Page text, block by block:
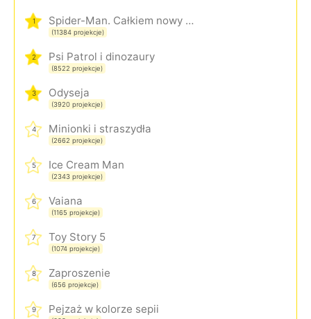
1 Spider-Man. Całkiem nowy dzień
(11384 projekcje)
2 Psi Patrol i dinozaury
(8522 projekcje)
3 Odyseja
(3920 projekcje)
4 Minionki i straszydła
(2662 projekcje)
5 Ice Cream Man
(2343 projekcje)
6 Vaiana
(1165 projekcje)
7 Toy Story 5
(1074 projekcje)
8 Zaproszenie
(656 projekcje)
9 Pejzaż w kolorze sepii